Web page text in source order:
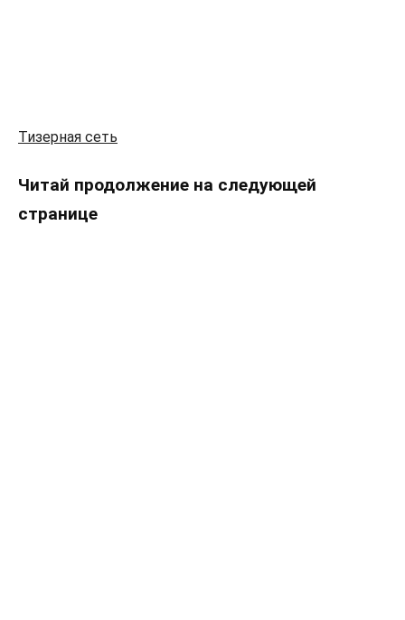
Тизерная сеть
Читай продолжение на следующей
странице